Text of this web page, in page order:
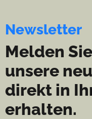
Newsletter
Melden
unsere
direkt in
erhalten.